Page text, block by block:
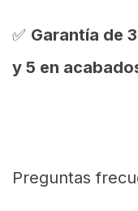
✅ Garantía de
y 5 en
Preguntas